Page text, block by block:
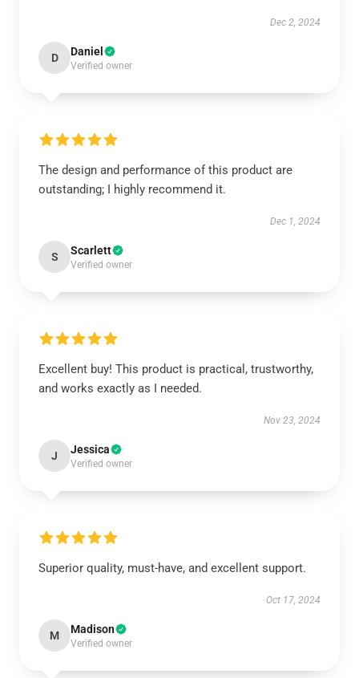
Dec 2, 2024
D Daniel
Verified owner
The design and performance of this product are
outstanding; I highly recommend it.
Dec 1, 2024
S Scarlett
Verified owner
Excellent buy! This product is practical, trustworthy,
and works exactly as I needed.
Nov 23, 2024
J Jessica
Verified owner
Superior quality, must-have, and excellent support.
Oct 17, 2024
M Madison
Verified owner